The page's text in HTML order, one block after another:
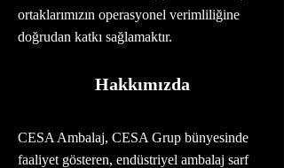
ortaklarımızın operasyonel verimliliğine
doğrudan katkı sağlamaktır.
Hakkımızda
CESA Ambalaj, CESA Grup bünyesinde
faaliyet gösteren, endüstriyel ambalaj sarf